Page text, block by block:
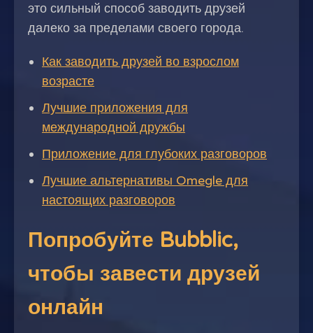
это сильный способ заводить друзей
далеко за пределами своего города.
Как заводить друзей во взрослом
возрасте
Лучшие приложения для
международной дружбы
Приложение для глубоких разговоров
Лучшие альтернативы Omegle для
настоящих разговоров
Попробуйте Bubblic,
чтобы завести друзей
онлайн